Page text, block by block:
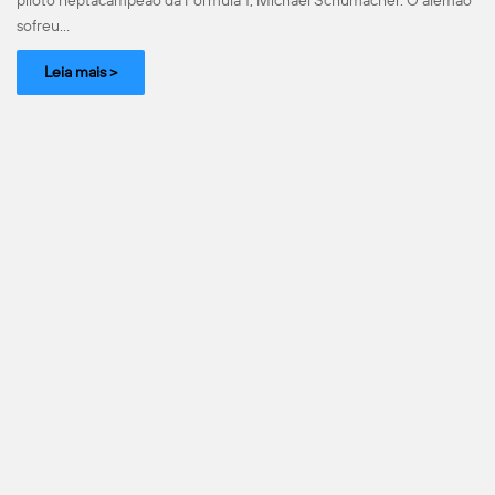
sofreu…
Leia mais >